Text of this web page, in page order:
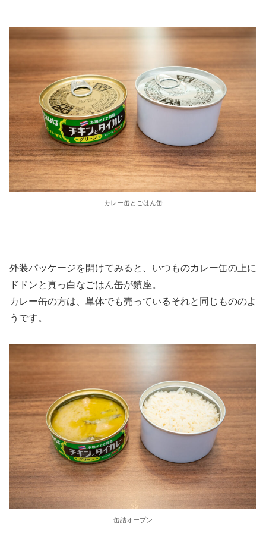
カレー缶とごはん缶
外装パッケージを開けてみると、いつものカレー缶の上に
ドドンと真っ白なごはん缶が鎮座。
カレー缶の方は、単体でも売っているそれと同じもののよ
うです。
缶詰オープン